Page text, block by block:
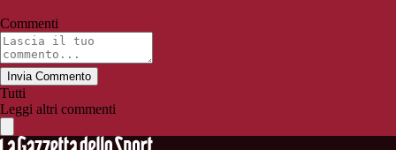
Commenti
Invia Commento
Tutti
Leggi altri commenti